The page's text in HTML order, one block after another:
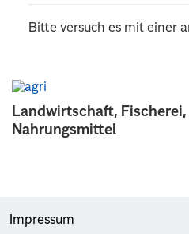
Landwirtschaft,
Nahrungsmittel
Bitte versuch es mit einer
Impressum